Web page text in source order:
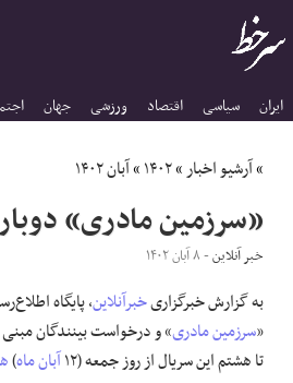
ایران سیاسی اقتصاد ورزشی جهان
»آرشیو اخبار»۱۴۰۲»آبان ۱۴۰۲
«سرزمین مادری»
خبر آنلاین- ۸ آبان ۱۴۰۲
به گزارش خبرگزاریخبرآنلاین، پایگاه
«سرزمین مادری» و درخواست‌ بینندگان
تا هشتم این سریال از روز جمعه (۱۲ آبان ماه)